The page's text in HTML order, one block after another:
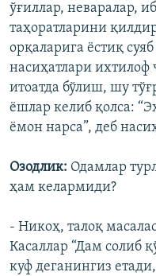
ўғиллар, неваралар,
таҳоратларини
орқаларига ëстиқ
насиҳатлари ихтилоф
итоатда бўлиш, шу
ëшлар келиб қолса:
ëмон нарса”, деб
Озодлик: Одамлар
ҳам келармиди?
- Никоҳ, талоқ
Касаллар “Дам солиб
куф деганингиз